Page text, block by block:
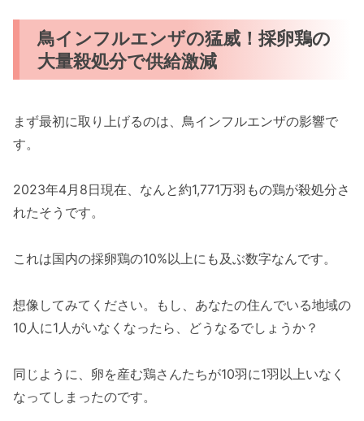
鳥インフルエンザの猛威！採卵鶏の
大量殺処分で供給激減
まず最初に取り上げるのは、鳥インフルエンザの影響で
す。
2023年4月8日現在、なんと約1,771万羽もの鶏が殺処分さ
れたそうです。
これは国内の採卵鶏の10%以上にも及ぶ数字なんです。
想像してみてください。もし、あなたの住んでいる地域の
10人に1人がいなくなったら、どうなるでしょうか？
同じように、卵を産む鶏さんたちが10羽に1羽以上いなく
なってしまったのです。